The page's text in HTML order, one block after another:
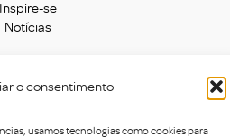
o consentimento
usamos tecnologias como cookies para
Inspire-se
Notícias
Conosco